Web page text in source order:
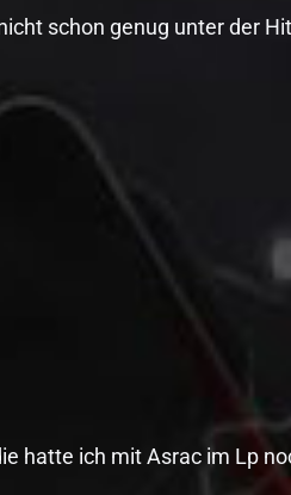
schon genug unter der
hatte ich mit Asrac im Lp